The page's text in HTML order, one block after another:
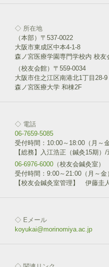
◇ 所在地
（本部）〒537-0022
大阪市東成区中本4-1-8
森ノ宮医療学園専門学校内 校友
（校友会館）〒559-0034
大阪市住之江区南港北1丁目28-9
森ノ宮医療大学 和棟2F
◇ 電話
06-7659-5085
受付時間：10:00～18:00（月～金
【総務】入江浩正（鍼灸15期）/
06-6976-6000 （校友会鍼灸室）
受付時間：9:00～21:00（月～金
【校友会鍼灸室管理】 伊藤圭
◇ Eメール
koyukai@morinomiya.ac.jp